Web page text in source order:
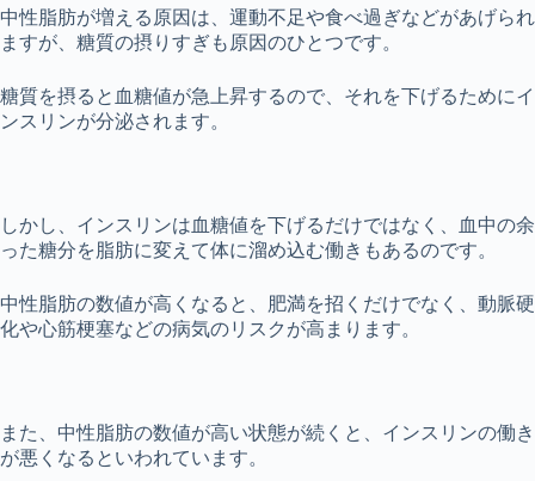
中性脂肪が増える原因は、運動不足や食べ過ぎなどがあげられ
ますが、糖質の摂りすぎも原因のひとつです。
糖質を摂ると血糖値が急上昇するので、それを下げるためにイ
ンスリンが分泌されます。
しかし、インスリンは血糖値を下げるだけではなく、血中の余
った糖分を脂肪に変えて体に溜め込む働きもあるのです。
中性脂肪の数値が高くなると、肥満を招くだけでなく、動脈硬
化や心筋梗塞などの病気のリスクが高まります。
また、中性脂肪の数値が高い状態が続くと、インスリンの働き
が悪くなるといわれています。